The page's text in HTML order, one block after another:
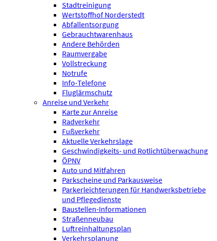
Stadtreinigung
Wertstoffhof Norderstedt
Abfallentsorgung
Gebrauchtwarenhaus
Andere Behörden
Raumvergabe
Vollstreckung
Notrufe
Info-Telefone
Fluglärmschutz
Anreise und Verkehr
Karte zur Anreise
Radverkehr
Fußverkehr
Aktuelle Verkehrslage
Geschwindigkeits- und Rotlichtüberwachung
ÖPNV
Auto und Mitfahren
Parkscheine und Parkausweise
Parkerleichterungen für Handwerksbetriebe
und Pflegedienste
Baustellen-Informationen
Straßenneubau
Luftreinhaltungsplan
Verkehrsplanung